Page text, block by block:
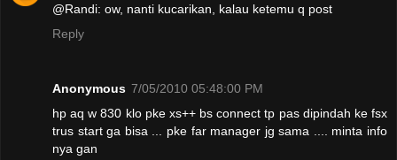
@Randi: ow, nanti kucarikan, kalau ketemu q post
Reply
Anonymous 7/05/2010 05:48:00 PM
hp aq w 830 klo pke xs++ bs connect tp pas dipindah ke fsx
trus start ga bisa ... pke far manager jg sama .... minta info
nya gan